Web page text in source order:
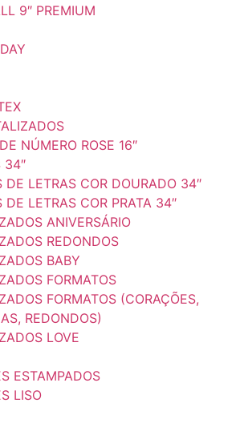
9″ PREMIUM
NÚMERO ROSE 16″
34″
DE LETRAS COR DOURADO 34″
DE LETRAS COR PRATA 34″
ANIVERSÁRIO
REDONDOS
BABY
FORMATOS
FORMATOS (CORAÇÕES,
REDONDOS)
LOVE
ESTAMPADOS
LISO